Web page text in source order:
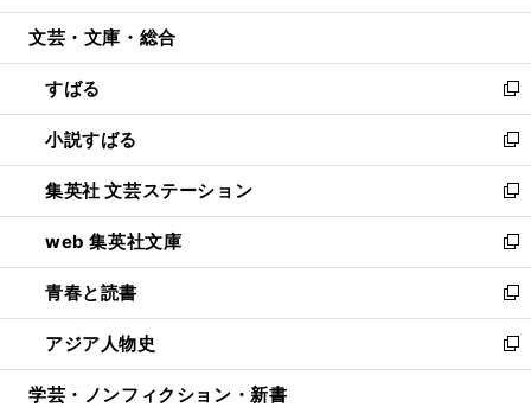
開
ウ
開
く
ン
ウ
で
開
く
ウ
ン
ド
ウ
で
開
く
文芸・文庫・総合
すばる
新
し
い
ウ
ィ
ン
ド
ウ
で
開
く
小説すばる
新
し
い
ウ
ィ
ン
ド
ウ
で
開
集英社 文芸ステーション
新
し
い
ウ
ィ
ン
ド
ウ
web 集英社文庫
新
し
い
ウ
ィ
ン
青春と読書
新
し
い
ウ
アジア人物史
新
し
学芸・ノンフィクション・新書